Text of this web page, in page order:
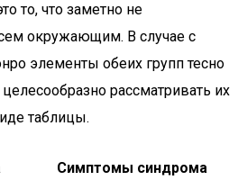
то, что заметно не
окружающим. В случае с
элементы обеих групп тесно
рассматривать их
таблицы.
Симптомы синдрома